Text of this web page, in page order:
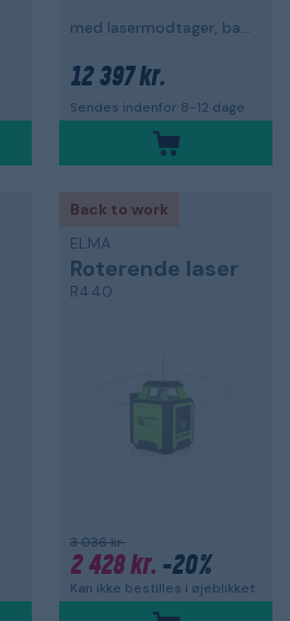
med lasermodtager, batteri, oplader
12 397 kr.
Sendes indenfor 8-12 dage
Back to work
ELMA
Roterende laser
R440
3 036 kr.
2 428 kr. -20%
Kan ikke bestilles i øjeblikket